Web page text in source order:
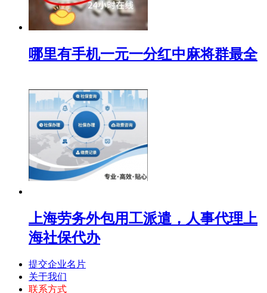
哪里有手机一元一分红中麻将群最全
上海劳务外包用工派遣，人事代理上
海社保代办
提交企业名片
关于我们
联系方式